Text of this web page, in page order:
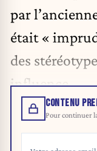
par
était «
des
influence.
CONTENU
Pour continuer